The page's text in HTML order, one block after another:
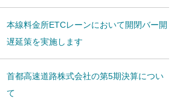
本線料金所ETCレーンにおいて開閉バー開
遅延策を実施します
首都高速道路株式会社の第5期決算につい
て